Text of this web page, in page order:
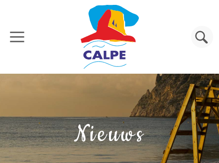
Overslaan en naar de inhoud gaan
Zoeken
Nieuws